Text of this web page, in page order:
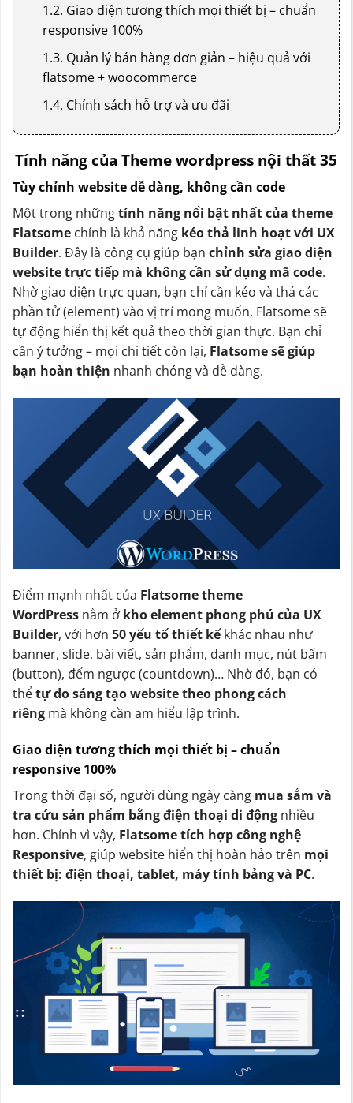
1.2. Giao diện tương thích mọi thiết bị – chuẩn
responsive 100%
1.3. Quản lý bán hàng đơn giản – hiệu quả với
flatsome + woocommerce
1.4. Chính sách hỗ trợ và ưu đãi
Tính năng của Theme wordpress nội thất 35
Tùy chỉnh website dễ dàng, không cần code
Một trong nhữngtính năng nổi bật nhất của theme
Flatsome chính là khả năng kéo thả linh hoạt với UX
Builder. Đây là công cụ giúp bạn chỉnh sửa giao diện
website trực tiếp mà không cần sử dụng mã code.
Nhờ giao diện trực quan, bạn chỉ cần kéo và thả các
phần tử (element) vào vị trí mong muốn, Flatsome sẽ
tự động hiển thị kết quả theo thời gian thực. Bạn chỉ
cần ý tưởng – mọi chi tiết còn lại, Flatsome sẽ giúp
bạn hoàn thiện nhanh chóng và dễ dàng.
Điểm mạnh nhất của Flatsome theme
WordPress nằm ở kho element phong phú của UX
Builder, với hơn 50 yếu tố thiết kếkhác nhau như
banner, slide, bài viết, sản phẩm, danh mục, nút bấm
(button), đếm ngược (countdown)… Nhờ đó, bạn có
thểtự do sáng tạo website theo phong cách
riêng mà không cần am hiểu lập trình.
Giao diện tương thích mọi thiết bị – chuẩn
responsive 100%
Trong thời đại số, người dùng ngày càng mua sắm và
tra cứu sản phẩm bằng điện thoại di động nhiều
hơn. Chính vì vậy, Flatsome tích hợp công nghệ
Responsive, giúp website hiển thị hoàn hảo trên mọi
thiết bị: điện thoại, tablet, máy tính bảng và PC.